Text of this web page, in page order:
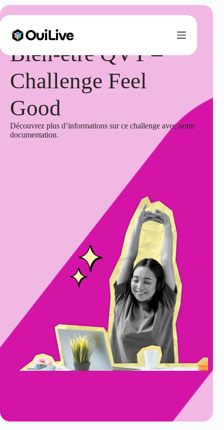
Bien-être QVT –
Challenge Feel
Good
Découvrez plus d’informations sur ce challenge avec notre
documentation.